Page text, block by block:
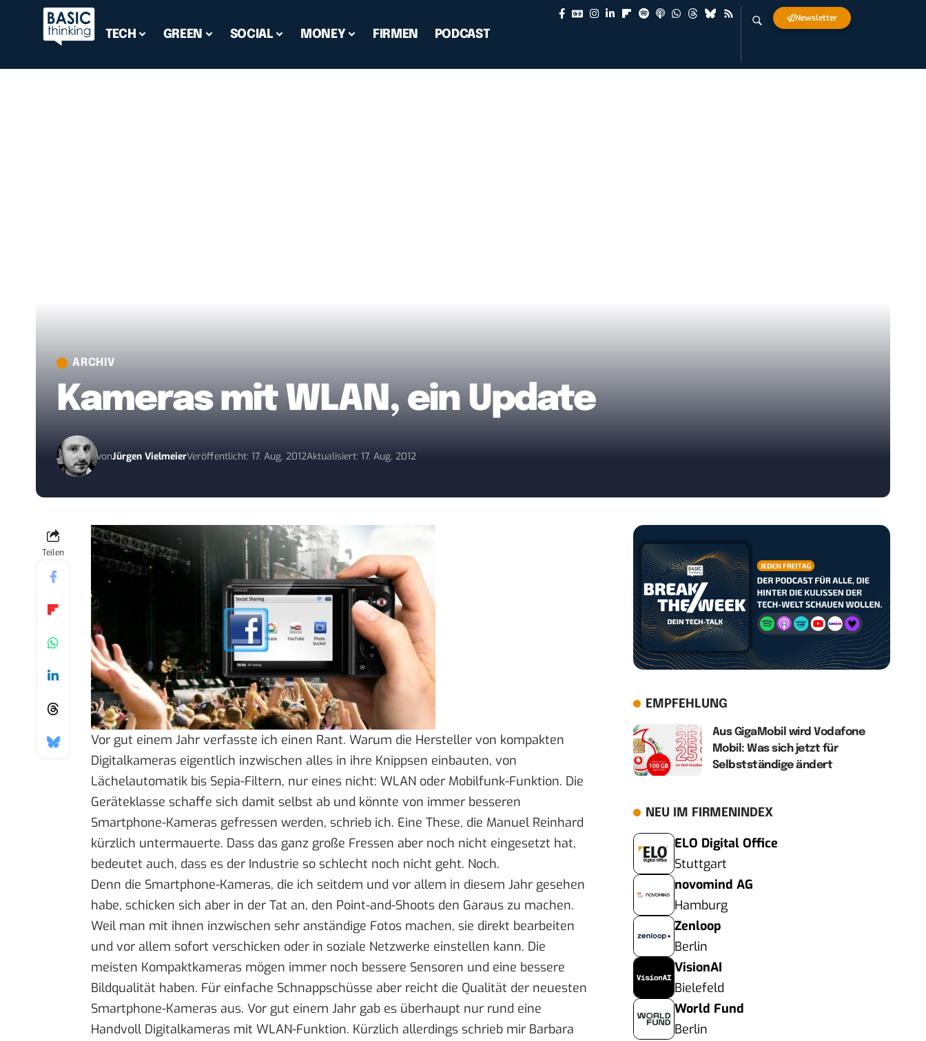
TECH GREEN SOCIAL MONEY FIRMEN PODCAST
Newsletter
ARCHIV
Kameras mit WLAN, ein Update
vonJürgen VielmeierVeröffentlicht: 17. Aug. 2012Aktualisiert: 17. Aug. 2012
Teilen
Vor gut einem Jahr verfasste ich einen Rant. Warum die Hersteller von kompakten
Digitalkameras eigentlich inzwischen alles in ihre Knippsen einbauten, von
Lächelautomatik bis Sepia-Filtern, nur eines nicht: WLAN oder Mobilfunk-Funktion. Die
Geräteklasse schaffe sich damit selbst ab und könnte von immer besseren
Smartphone-Kameras gefressen werden, schrieb ich. Eine These, die Manuel Reinhard
kürzlich untermauerte. Dass das ganz große Fressen aber noch nicht eingesetzt hat,
bedeutet auch, dass es der Industrie so schlecht noch nicht geht. Noch.
Denn die Smartphone-Kameras, die ich seitdem und vor allem in diesem Jahr gesehen
habe, schicken sich aber in der Tat an, den Point-and-Shoots den Garaus zu machen.
Weil man mit ihnen inzwischen sehr anständige Fotos machen, sie direkt bearbeiten
und vor allem sofort verschicken oder in soziale Netzwerke einstellen kann. Die
meisten Kompaktkameras mögen immer noch bessere Sensoren und eine bessere
Bildqualität haben. Für einfache Schnappschüsse aber reicht die Qualität der neuesten
Smartphone-Kameras aus. Vor gut einem Jahr gab es überhaupt nur rund eine
Handvoll Digitalkameras mit WLAN-Funktion. Kürzlich allerdings schrieb mir Barbara
EMPFEHLUNG
Aus GigaMobil wird Vodafone
Mobil: Was sich jetzt für
Selbstständige ändert
NEU IM FIRMENINDEX
ELO Digital Office
Stuttgart
novomind AG
Hamburg
Zenloop
Berlin
VisionAI
Bielefeld
World Fund
Berlin